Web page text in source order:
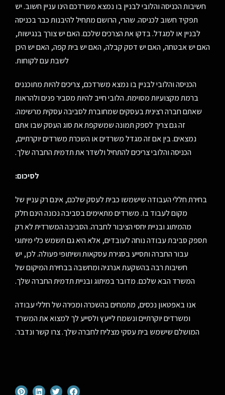
חשיבות הכניסה והלובי לבניין בו נמצא משרדכם הינו עניין חשוב. יש
תפקיד חשוב לכניסה. שהרי, הרושם מתחיל להיבנות כבר בכניסה
לבניין או למגדל. בדקו את הצרכים שלכם. האם יש צורך בנגישות,
האם יש אבטחה, האם יש דסק קבלה, האם יש בית קפה, האם יש היכן
לשבת עם לקוחות.
הכניסה והלובי לבניין בו נמצא משרדכם, צריכים להיות מתוכננים
ברמת מקצועיות מסוימת. הלובי חייב להיות מסביר פנים ולהראות
שאתם חברה רצינית בעסקים שמחוברת לסביבה עסקית מרשימה.
זה גם צריך לספק תמונה שמשקפת את סוג העסק שבו אתם
נמצאים. בין אם זה מגדל משרדים או השכרת משרדים יוקרתיים,
הכניסה והלובי צריכים להתחיל ולשדר את תדמית החברה שלך.
לסיכום:
בחירת חללי העבודה שישמשו כבית לעסק שלכם, אינם רק עניין של
מקום לעבוד בו. משרדים מתאימים בסביבה נכונה הינם חלק
מהמיתוג ובניית יחסי הציבור לחברה. הסביבה המשרדית לא רק
תספק סביבת עבודה נוחה לעובדים, אלא היא גם תשמש כלי מיתוגי
עבור החברה ותסייע בסגירת עסקאות ושיתופי פעולה. לכן, יש
חשיבות רבה בהשקעת אנרגיה ומחשבה בבחירת המיקום של
המשרד הבא שלכם. מדובר במיתוג ובניית תדמית החברה שלך.
אנו באפטאון נכסים, מתמחים בהשכרה ומכירה של חללי עבודה
ומשרדים יוקרתיים ונשמח לייעץ ולסייע לך למצוא את המשרד
המושלם שישמש בית עסקי מצליח לחברה שלך. צרו קשר ונדבר.